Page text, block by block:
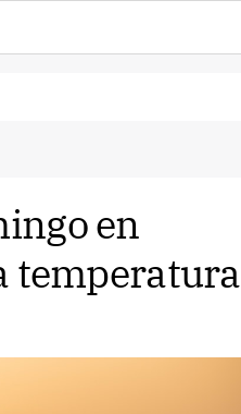
en
temperatura